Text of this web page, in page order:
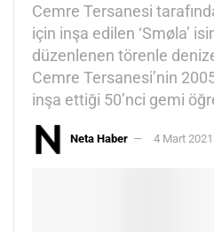
Cemre Tersanesi
için inşa edilen ‘Smøla’
düzenlenen törenle
Cemre Tersanesi’nin
inşa ettiği 50’nci gemi
Neta Haber 4 Mart 2021